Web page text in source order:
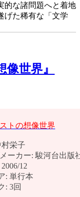
的な諸問題へと着地
げた稀有な「文学
世界』
トの想像世界
栄子
ーカー: 駿河台出版
12
: 単行本
: 3回